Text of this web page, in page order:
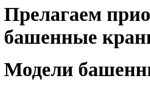
Прелагаем
башенные
Модели